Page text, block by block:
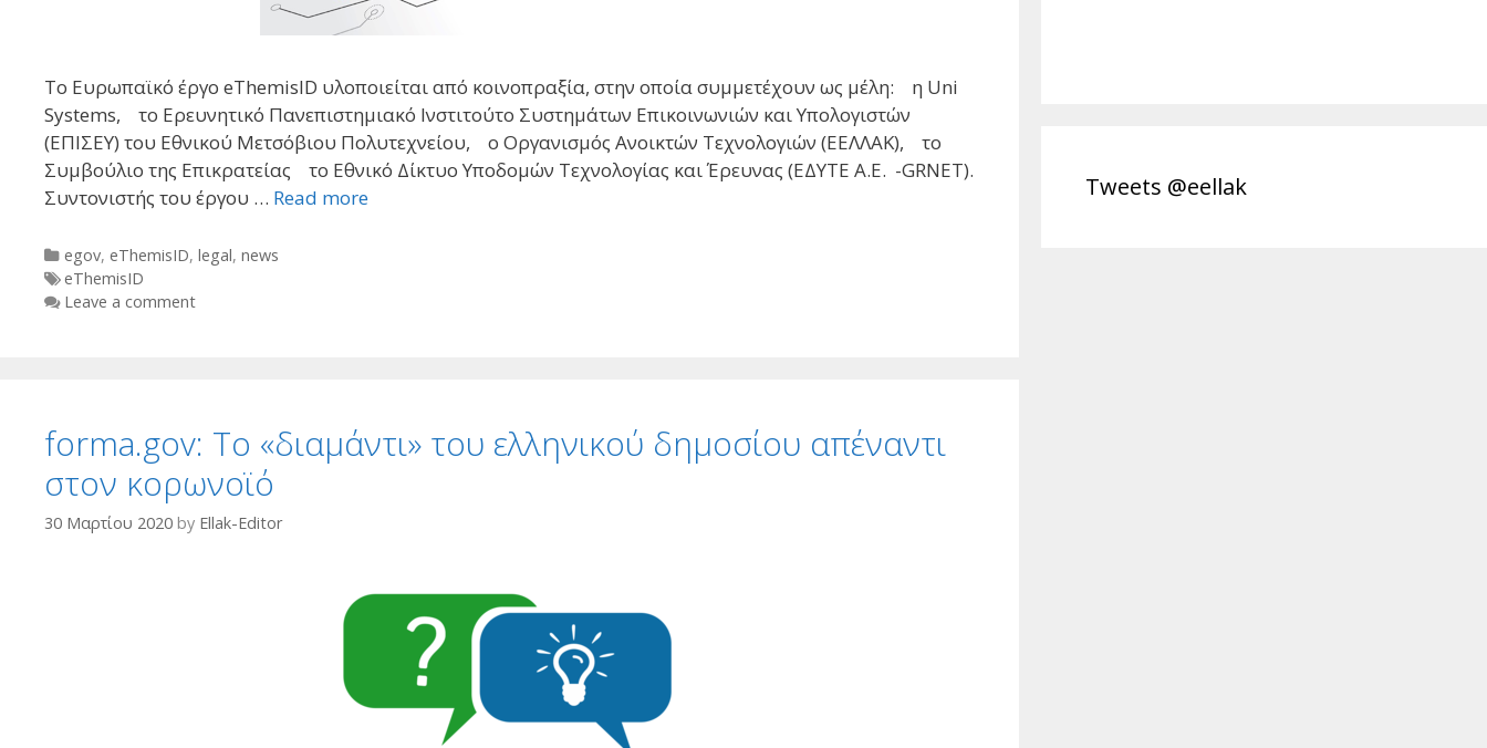
Το Ευρωπαϊκό έργο eThemisID υλοποιείται από κοινοπραξία, στην οποία συμμετέχουν ως μέλη: η Uni
Systems, το Ερευνητικό Πανεπιστημιακό Ινστιτούτο Συστημάτων Επικοινωνιών και Υπολογιστών
(ΕΠΙΣΕΥ) του Εθνικού Μετσόβιου Πολυτεχνείου, ο Οργανισμός Ανοικτών Τεχνολογιών (ΕΕΛΛΑΚ), το
Συμβούλιο της Επικρατείας το Εθνικό Δίκτυο Υποδομών Τεχνολογίας και Έρευνας (ΕΔΥΤΕ A.E. -GRNET).
Συντονιστής του έργου … Read more
Categories
egov, eThemisID, legal, news
Tags
eThemisID
Leave a comment
forma.gov: Το «διαμάντι» του ελληνικού δημοσίου απέναντι
στον κορωνοϊό
30 Μαρτίου 2020 by Ellak-Editor
Tweets @eellak